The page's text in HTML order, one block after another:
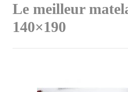
Le meilleur
140×190